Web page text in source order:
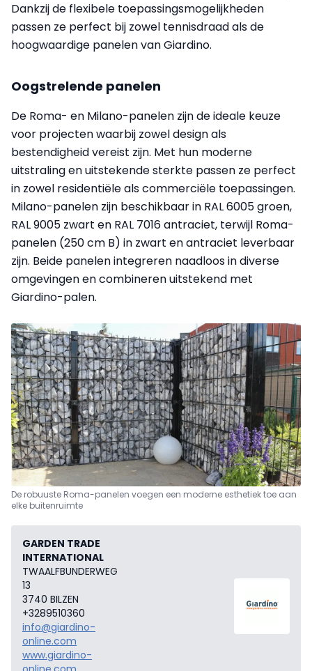
Dankzij de flexibele toepassingsmogelijkheden
passen ze perfect bij zowel tennisdraad als de
hoogwaardige panelen van Giardino.
Oogstrelende panelen
De Roma- en Milano-panelen zijn de ideale keuze
voor projecten waarbij zowel design als
bestendigheid vereist zijn. Met hun moderne
uitstraling en uitstekende sterkte passen ze perfect
in zowel residentiële als commerciële toepassingen.
Milano-panelen zijn beschikbaar in RAL 6005 groen,
RAL 9005 zwart en RAL 7016 antraciet, terwijl Roma-
panelen (250 cm B) in zwart en antraciet leverbaar
zijn. Beide panelen integreren naadloos in diverse
omgevingen en combineren uitstekend met
Giardino-palen.
De robuuste Roma-panelen voegen een moderne esthetiek toe aan
elke buitenruimte
GARDEN TRADE
INTERNATIONAL
TWAALFBUNDERWEG
13
3740 BILZEN
+3289510360
info@giardino-
online.com
www.giardino-